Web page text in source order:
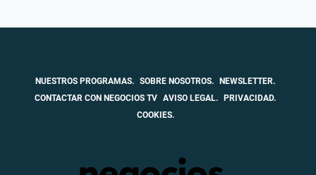
NUESTROS PROGRAMAS. SOBRE NOSOTROS. NEWSLETTER.
CONTACTAR CON NEGOCIOS TV AVISO LEGAL. PRIVACIDAD.
COOKIES.